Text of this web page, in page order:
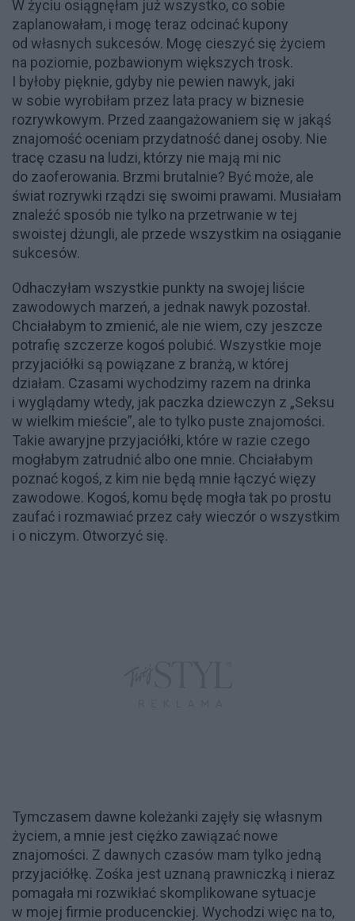
W życiu osiągnęłam już wszystko, co sobie
zaplanowałam, i mogę teraz odcinać kupony
od własnych sukcesów. Mogę cieszyć się życiem
na poziomie, pozbawionym większych trosk.
I byłoby pięknie, gdyby nie pewien nawyk, jaki
w sobie wyrobiłam przez lata pracy w biznesie
rozrywkowym. Przed zaangażowaniem się w jakąś
znajomość oceniam przydatność danej osoby. Nie
tracę czasu na ludzi, którzy nie mają mi nic
do zaoferowania. Brzmi brutalnie? Być może, ale
świat rozrywki rządzi się swoimi prawami. Musiałam
znaleźć sposób nie tylko na przetrwanie w tej
swoistej dżungli, ale przede wszystkim na osiąganie
sukcesów.
Odhaczyłam wszystkie punkty na swojej liście
zawodowych marzeń, a jednak nawyk pozostał.
Chciałabym to zmienić, ale nie wiem, czy jeszcze
potrafię szczerze kogoś polubić. Wszystkie moje
przyjaciółki są powiązane z branżą, w której
działam. Czasami wychodzimy razem na drinka
i wyglądamy wtedy, jak paczka dziewczyn z „Seksu
w wielkim mieście”, ale to tylko puste znajomości.
Takie awaryjne przyjaciółki, które w razie czego
mogłabym zatrudnić albo one mnie. Chciałabym
poznać kogoś, z kim nie będą mnie łączyć więzy
zawodowe. Kogoś, komu będę mogła tak po prostu
zaufać i rozmawiać przez cały wieczór o wszystkim
i o niczym. Otworzyć się.
Tymczasem dawne koleżanki zajęły się własnym
życiem, a mnie jest ciężko zawiązać nowe
znajomości. Z dawnych czasów mam tylko jedną
przyjaciółkę. Zośka jest uznaną prawniczką i nieraz
pomagała mi rozwikłać skomplikowane sytuacje
w mojej firmie producenckiej. Wychodzi więc na to,